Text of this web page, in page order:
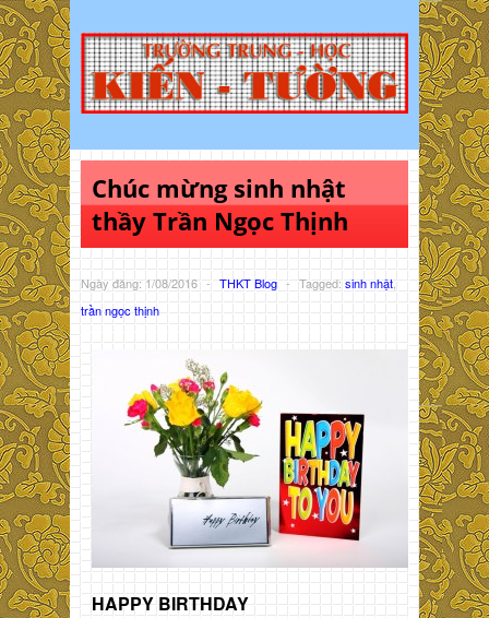
Chúc mừng sinh nhật
thầy Trần Ngọc Thịnh
Ngày đăng: 1/08/2016 - THKT Blog - Tagged: sinh nhật
trần ngọc thịnh
HAPPY BIRTHDAY